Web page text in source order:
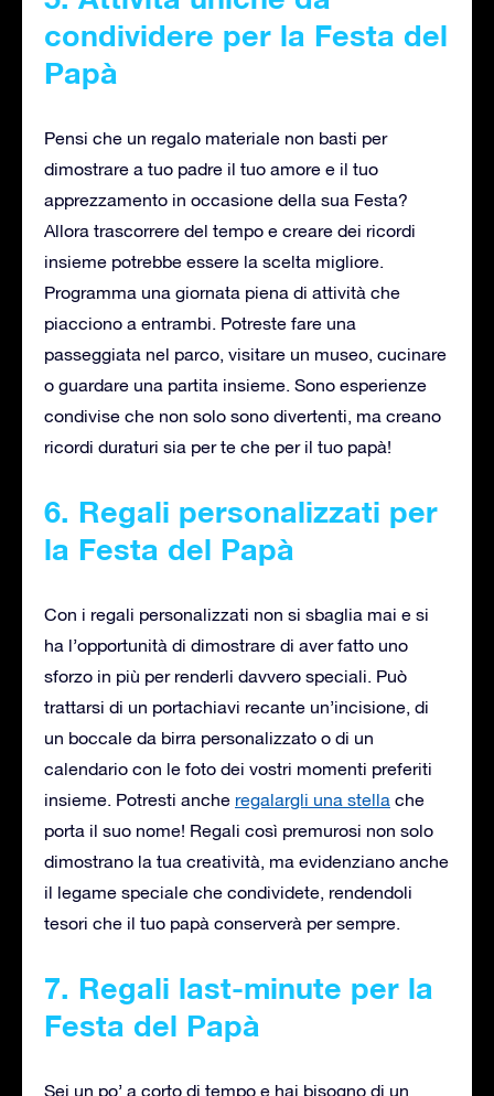
condividere per la Festa del
Papà
Pensi che un regalo materiale non basti per
dimostrare a tuo padre il tuo amore e il tuo
apprezzamento in occasione della sua Festa?
Allora trascorrere del tempo e creare dei ricordi
insieme potrebbe essere la scelta migliore.
Programma una giornata piena di attività che
piacciono a entrambi. Potreste fare una
passeggiata nel parco, visitare un museo, cucinare
o guardare una partita insieme. Sono esperienze
condivise che non solo sono divertenti, ma creano
ricordi duraturi sia per te che per il tuo papà!
6. Regali personalizzati per
la Festa del Papà
Con i regali personalizzati non si sbaglia mai e si
ha l’opportunità di dimostrare di aver fatto uno
sforzo in più per renderli davvero speciali. Può
trattarsi di un portachiavi recante un’incisione, di
un boccale da birra personalizzato o di un
calendario con le foto dei vostri momenti preferiti
insieme. Potresti anche regalargli una stella che
porta il suo nome! Regali così premurosi non solo
dimostrano la tua creatività, ma evidenziano anche
il legame speciale che condividete, rendendoli
tesori che il tuo papà conserverà per sempre.
7. Regali last-minute per la
Festa del Papà
Sei un po’ a corto di tempo e hai bisogno di un